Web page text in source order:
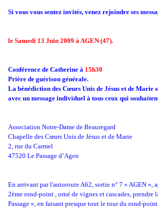
Si vous vous sentez invités, venez rejoindre ses
le Samedi 13 Juin 2009 à AGEN (47).
Conférence de Catherine à 15h30
Prière de guérison générale.
La bénédiction des Cœurs Unis de Jésus et de Marie
avec un message individuel à tous ceux qui
Association Notre-Dame de Beauregard
Chapelle des Cœurs Unis de Jésus et de Marie
2, rue du Carmel
47520 Le Passage d’Agen
En arrivant par l'autoroute A62, sortie n° 7 « AGEN »,
2ème rond-point , orné de vignes et cascades, prendre
Passage », en faisant presque tout le tour du rond-